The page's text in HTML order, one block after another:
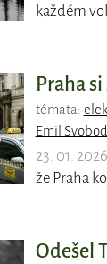
každém
Praha
témata:
Emil
23. 01. 2026
že Praha
Odešel